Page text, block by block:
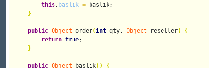
this. baslik = baslik;
}
public Object order(int qty, Object reseller)
{
return true;
}
public Object baslik( )
{